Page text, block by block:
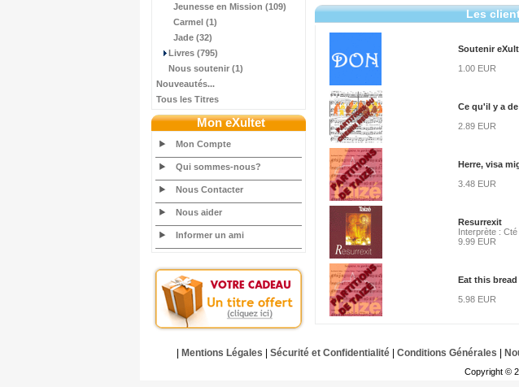
Jeunesse en Mission (109)
Carmel (1)
Jade (32)
Livres (795)
Nous soutenir (1)
Nouveautés...
Tous les Titres
Mon eXultet
Mon Compte
Qui sommes-nous?
Nous Contacter
Nous aider
Informer un ami
Les
Soutenir
1.00 EUR
Ce qu'il y a
2.89 EUR
Herre, visa
3.48 EUR
Resurrexit
Interprète :
9.99 EUR
Eat this
5.98 EUR
Mentions Légales Sécurité et Confidentialité| Conditions Générales
Copyright ©